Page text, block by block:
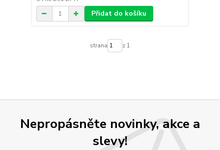
Přidat do košíku
strana z 1
Nepropásněte novinky, akce a
slevy!